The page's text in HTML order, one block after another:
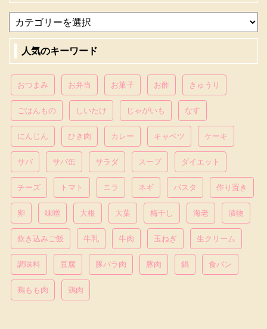
人気のキーワード
おつまみ お弁当 お菓子 お酢 きゅうり
ごはんもの しいたけ じゃがいも なす
にんじん ひき肉 カレー キャベツ ケーキ
サバ サバ缶 サラダ スープ ダイエット
チーズ トマト ニラ ネギ パスタ 作り置き
卵 味噌 大根 大葉 梅干し 海老 漬物
炊き込みご飯 牛乳 牛肉 玉ねぎ 生クリーム
調味料 豆腐 豚バラ肉 豚肉 鍋 食パン
鶏もも肉 鶏肉